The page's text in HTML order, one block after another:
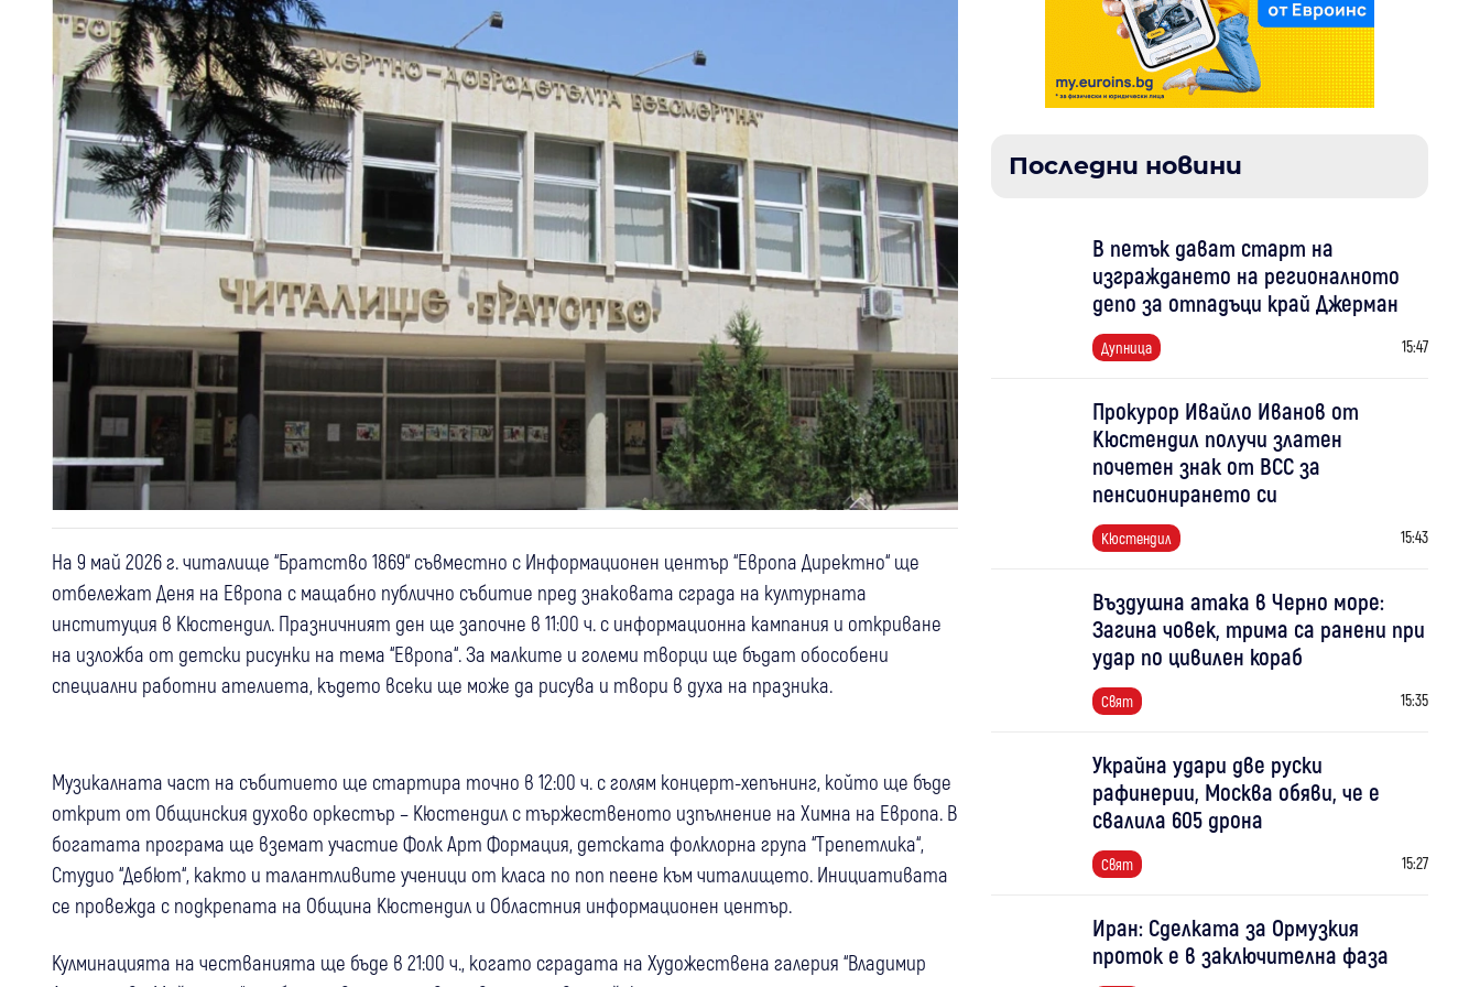
На 9 май 2026 г. читалище “Братство 1869“ съвместно с Информационен център “Европа Директно“ ще
отбележат Деня на Европа с мащабно публично събитие пред знаковата сграда на културната
институция в Кюстендил. Празничният ден ще започне в 11:00 ч. с информационна кампания и откриване
на изложба от детски рисунки на тема “Европа“. За малките и големи творци ще бъдат обособени
специални работни ателиета, където всеки ще може да рисува и твори в духа на празника.
Музикалната част на събитието ще стартира точно в 12:00 ч. с голям концерт-хепънинг, който ще бъде
открит от Общинския духово оркестър – Кюстендил с тържественото изпълнение на Химна на Европа. В
богатата програма ще вземат участие Фолк Арт Формация, детската фолклорна група “Трепетлика“,
Студио “Дебют“, както и талантливите ученици от класа по поп пеене към читалището. Инициативата
се провежда с подкрепата на Община Кюстендил и Областния информационен център.
Кулминацията на честванията ще бъде в 21:00 ч., когато сградата на Художествена галерия “Владимир
Последни новини
В петък дават старт на
изграждането на регионалното
депо за отпадъци край Джерман
Дупница 15:47
Прокурор Ивайло Иванов от
Кюстендил получи златен
почетен знак от ВСС за
пенсионирането си
Кюстендил 15:43
Въздушна атака в Черно море:
Загина човек, трима са ранени при
удар по цивилен кораб
Свят 15:35
Украйна удари две руски
рафинерии, Москва обяви, че е
свалила 605 дрона
Свят 15:27
Иран: Сделката за Ормузкия
проток е в заключителна фаза